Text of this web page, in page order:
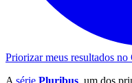
Priorizar meus resultados no
A série Pluribus, um dos